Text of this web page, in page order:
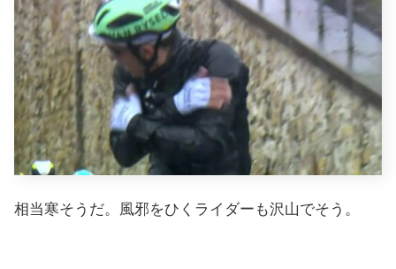
相当寒そうだ。風邪をひくライダーも沢山でそう。